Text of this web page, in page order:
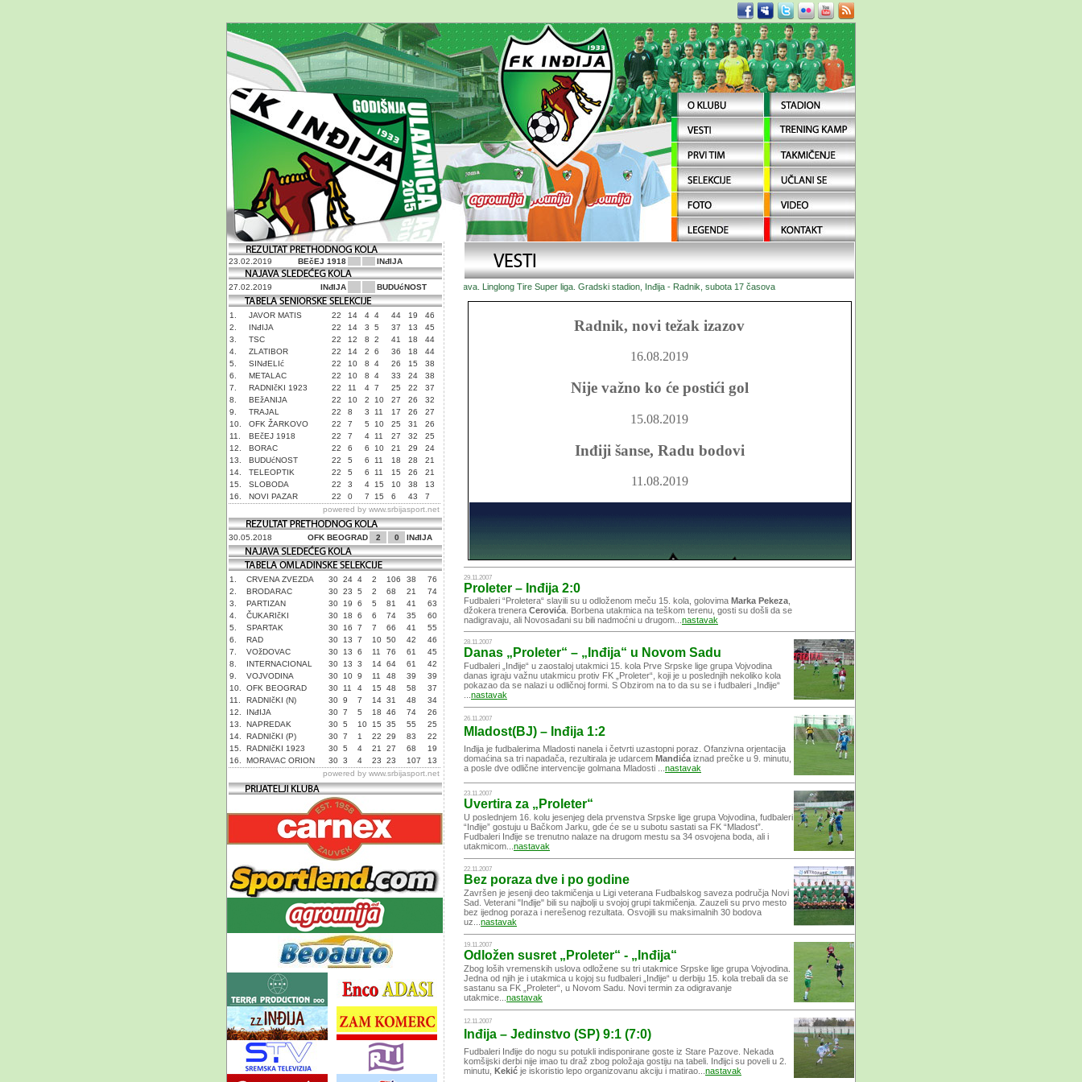
23.02.2019 BEčEJ 1918 INđIJA
27.02.2019 INđIJA BUDUćNOST
1. JAVOR MATIS 22 14 4 4 44 19
46
2.
INđIJA 22 14 3 5 37 13
45
3.
TSC 22 12 8 2 41 18
44
4.
ZLATIBOR 22 14 2 6 36 18
44
5.
SINđELIć 22 10 8 4 26 15
38
6.
METALAC 22 10 8 4 33 24
38
7.
RADNIčKI 1923 22 11 4 7 25 22
37
8.
BEžANIJA 22 10 2 10 27 26
32
9.
TRAJAL 22 8 3 11 17 26
27
10.
OFK ŽARKOVO 22 7 5 10 25 31
26
11.
BEčEJ 1918 22 7 4 11 27 32
25
12.
BORAC 22 6 6 10 21 29
24
13.
BUDUćNOST 22 5 6 11 18 28
21
14.
TELEOPTIK 22 5 6 11 15 26
21
15.
SLOBODA 22 3 4 15 10 38
13
16.
NOVI PAZAR 22 0 7 15 6 43
7
powered by www.srbijasport.net
30.05.2018 OFK BEOGRAD 2 0 INđIJA
1. CRVENA ZVEZDA 30 24 4 2 106 38
76
2.
BRODARAC 30 23 5 2 68 21
74
3.
PARTIZAN 30 19 6 5 81 41
63
4.
ČUKARIčKI 30 18 6 6 74 35
60
5.
SPARTAK 30 16 7 7 66 41
55
6.
RAD 30 13 7 10 50 42
46
7.
VOžDOVAC 30 13 6 11 76 61
45
8.
INTERNACIONAL 30 13 3 14 64 61
42
9.
VOJVODINA 30 10 9 11 48 39
39
10.
OFK BEOGRAD 30 11 4 15 48 58
37
11.
RADNIčKI (N) 30 9 7 14 31 48
34
12.
INđIJA 30 7 5 18 46 74
26
13.
NAPREDAK 30 5 10 15 35 55
25
14.
RADNIčKI (P) 30 7 1 22 29 83
22
15.
RADNIčKI 1923 30 5 4 21 27 68
19
16.
MORAVAC ORION 30 3 4 23 23 107
13
powered by www.srbijasport.net
Najava. Linglong Tire Super liga. Gradski stadion, Inđija - Radnik, subota 17 časova
Radnik, novi težak izazov
16.08.2019
Nije važno ko će postići gol
15.08.2019
Inđiji šanse, Radu bodovi
11.08.2019
Bez kapitena na "Banjicu" !?
09.08.2019
29.11.2007
Proleter – Inđija 2:0
Fudbaleri “Proletera“ slavili su u odloženom meču 15. kola, golovima Marka Pekeza
džokera trenera Cerovića . Borbena utakmica na teškom terenu, gosti su došli da se
nadigravaju, ali Novosađani su bili nadmoćni u drugom... nastavak
28.11.2007
Danas „Proleter“ – „Inđija“ u Novom Sadu
Fudbaleri „Inđije“ u zaostaloj utakmici 15. kola Prve Srpske lige grupa Vojvodina
danas igraju važnu utakmicu protiv FK „Proleter“, koji je u poslednjih nekoliko kola
pokazao da se nalazi u odličnoj formi. S Obzirom na to da su se i fudbaleri „Inđije“
nastavak
26.11.2007
Mladost(BJ) – Inđija 1:2
Inđija je fudbalerima Mladosti nanela i četvrti uzastopni poraz. Ofanzivna orjentacija
domaćina sa tri napadača, rezultirala je udarcem Mandića iznad prečke u 9. minutu,
a posle dve odlične intervencije golmana Mladosti ... nastavak
23.11.2007
Uvertira za „Proleter“
U poslednjem 16. kolu jesenjeg dela prvenstva Srpske lige grupa Vojvodina, fudbaleri
“Inđije” gostuju u Bačkom Jarku, gde će se u subotu sastati sa FK “Mladost”.
Fudbaleri Inđije se trenutno nalaze na drugom mestu sa 34 osvojena boda, ali i
utakmicom... nastavak
22.11.2007
Bez poraza dve i po godine
Završen je jesenji deo takmičenja u Ligi veterana Fudbalskog saveza područja Novi
Sad. Veterani "Inđije" bili su najbolji u svojoj grupi takmičenja. Zauzeli su prvo mesto
bez ijednog poraza i nerešenog rezultata. Osvojili su maksimalnih 30 bodova
uz... nastavak
19.11.2007
Odložen susret „Proleter“ - „Inđija“
Zbog loših vremenskih uslova odložene su tri utakmice Srpske lige grupa Vojvodina.
Jedna od njih je i utakmica u kojoj su fudbaleri „Inđije“ u derbiju 15. kola trebali da se
sastanu sa FK „Proleter“, u Novom Sadu. Novi termin za odigravanje
utakmice... nastavak
12.11.2007
Inđija – Jedinstvo (SP) 9:1 (7:0)
Fudbaleri Inđije do nogu su potukli indisponirane goste iz Stare Pazove. Nekada
komšijski derbi nije imao tu draž zbog položaja gostiju na tabeli. Inđijci su poveli u 2.
minutu, Kekić je iskoristio lepo organizovanu akciju i matirao... nastavak